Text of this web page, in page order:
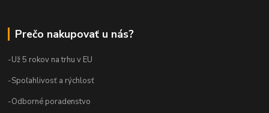
Prečo nakupovať u nás?
-Už 5 rokov na trhu v EU
-Spoľahlivosť a rýchlosť
-Odborné poradenstvo